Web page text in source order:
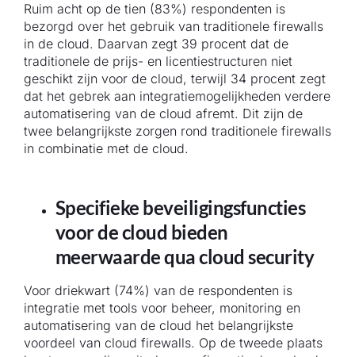
Ruim acht op de tien (83%) respondenten is
bezorgd over het gebruik van traditionele firewalls
in de cloud. Daarvan zegt 39 procent dat de
traditionele de prijs- en licentiestructuren niet
geschikt zijn voor de cloud, terwijl 34 procent zegt
dat het gebrek aan integratiemogelijkheden verdere
automatisering van de cloud afremt. Dit zijn de
twee belangrijkste zorgen rond traditionele firewalls
in combinatie met de cloud.
Specifieke beveiligingsfuncties
voor de cloud bieden
meerwaarde qua cloud security
Voor driekwart (74%) van de respondenten is
integratie met tools voor beheer, monitoring en
automatisering van de cloud het belangrijkste
voordeel van cloud firewalls. Op de tweede plaats